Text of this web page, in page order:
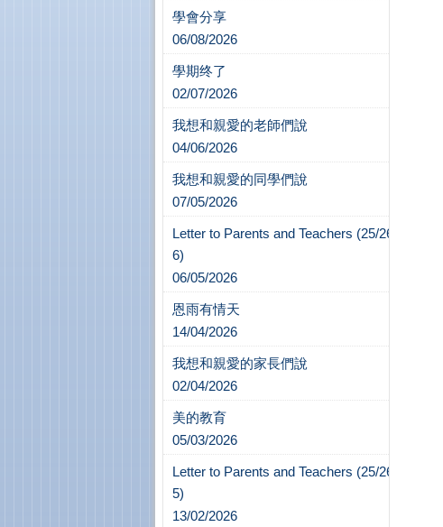
學會分享
06/08/2026
學期终了
02/07/2026
我想和親愛的老師們說
04/06/2026
我想和親愛的同學們說
07/05/2026
Letter to Parents and Teachers (25/26-
6)
06/05/2026
恩雨有情天
14/04/2026
我想和親愛的家長們說
02/04/2026
美的教育
05/03/2026
Letter to Parents and Teachers (25/26-
5)
13/02/2026